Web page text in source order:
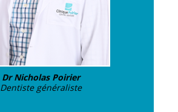
Dr Nicholas Poirier
Dentiste généraliste